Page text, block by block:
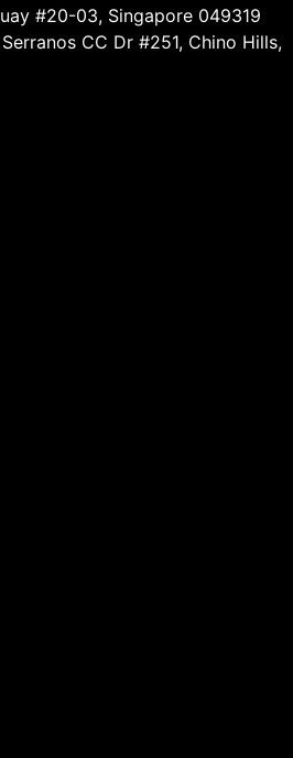
#20-03, Singapore 049319
CC Dr #251, Chino Hills,